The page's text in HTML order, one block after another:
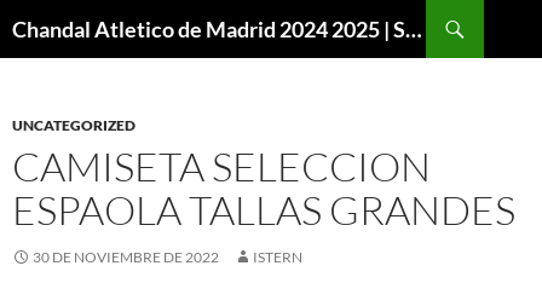
Chandal Atletico de Madrid 2024 2025 | SuperVigo
UNCATEGORIZED
CAMISETA SELECCION
ESPAOLA TALLAS GRANDES
30 DE NOVIEMBRE DE 2022 ISTERN